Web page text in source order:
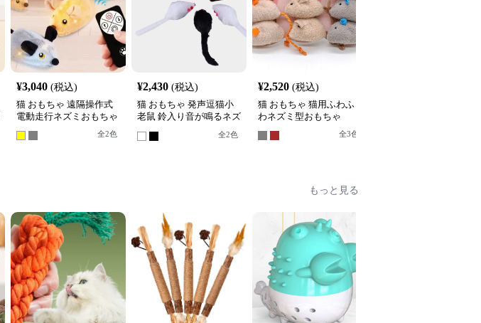
¥3,040 (税込)
猫 おもちゃ 遠隔操作式
電動走行ネズミおもちゃ
全2色
¥2,430 (税込)
猫 おもちゃ 発声逗猫小
老鼠 鈴入り音が鳴るネズ
全2色
¥2,520 (税込)
猫 おもちゃ 猫用ふわふ
わネズミ型おもちゃ
全3色
もっと見る